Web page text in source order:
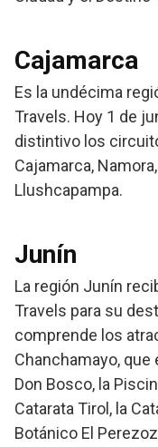
Cajamarca
Es la undécima
Travels. Hoy 1 de
distintivo los
Cajamarca,
Llushcapampa.
Junín
La región Junín
Travels para su
comprende los
Chanchamayo,
Don Bosco, la
Catarata Tirol, la
Botánico El